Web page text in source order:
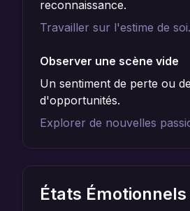
reconnaissance.
Travailler sur l'estime de soi.
Observer une scène vide
Un sentiment de perte ou
d'opportunités.
Explorer de nouvelles
États Émotionnels